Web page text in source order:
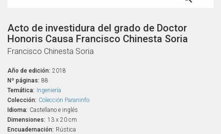
Acto de investidura del grado de Doctor
Honoris Causa Francisco Chinesta Soria
Francisco Chinesta Soria
Año de edición: 2018
Nº páginas: 88
Temática:
Ingeniería
Colección: Colección Paraninfo
Idioma: Castellano e inglés
Dimensiones: 13 x 20 cm
Encuadernación: Rústica